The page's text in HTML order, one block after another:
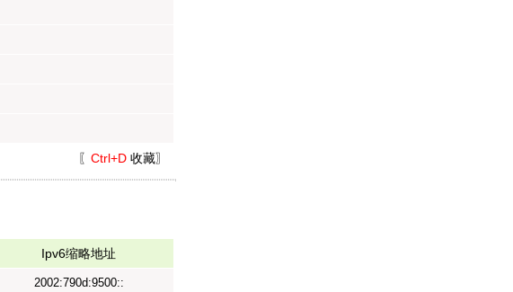
〖 Ctrl+D 收藏〗
Ipv6缩略地址
2002:790d:9500::